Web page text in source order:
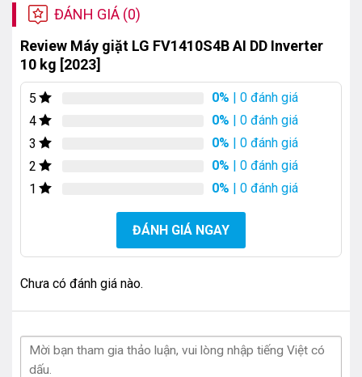
ĐÁNH GIÁ (0)
Review Máy giặt LG FV1410S4B AI DD Inverter
10 kg [2023]
5 0% | 0 đánh giá
4
0% | 0 đánh giá
3
0% | 0 đánh giá
2
0% | 0 đánh giá
1
0% | 0 đánh giá
ĐÁNH GIÁ NGAY
Chưa có đánh giá nào.